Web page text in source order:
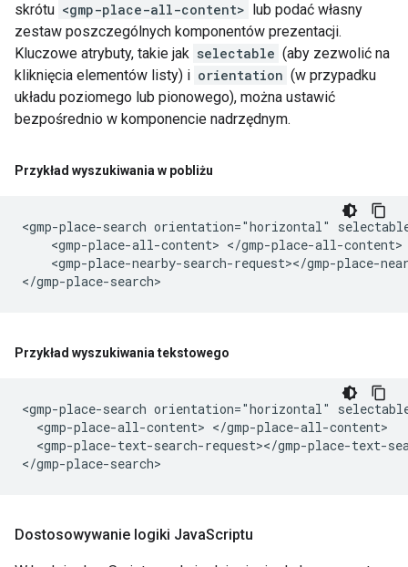
skrótu <gmp-place-all-content>
lub podać własny
zestaw poszczególnych komponentów prezentacji.
Kluczowe atrybuty, takie jak selectable (aby zezwolić na
kliknięcia elementów listy) i orientation (w przypadku
układu poziomego lub pionowego), można ustawić
bezpośrednio w komponencie nadrzędnym.
Przykład wyszukiwania w pobliżu
<gmp-place-search orientation="horizontal"
    <gmp-place-all-content> </gmp-place-all-content>
<gmp-place-nearby-search-request></gmp-place-
Przykład wyszukiwania tekstowego
<gmp-place-search orientation="horizontal"
  <gmp-place-all-content> </gmp-place-all-content>
<gmp-place-text-search-request></gmp-place-text-
Dostosowywanie logiki JavaScriptu